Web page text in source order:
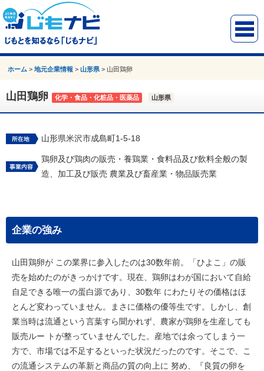
ホーム >地元企業情報 >山形県 > 山田鶏卵
山田鶏卵 化学・食品・化粧品・医薬品 山形県
山形県米沢市成島町1-5-18
鶏卵及び鶏肉の販売・養鶏業・食料品及び飲料全般の製
造、加工及び販売 農業及び畜産業・物品販売業
企業の強み
山田鶏卵が この業界に参入したのは30数年前。「ひよこ」の販
売を始めたのがきっかけです。現在、鶏卵はわが国において自給
自足できる唯一の蛋白源であり、30数年 にわたりその価格はほ
とんど変わっていません。まさに価格の優等生です。しかし、創
業当時は流通という言葉すら聞かれず、農家が鶏卵を生産しても
販売ルー トが整っていませんでした。産地では余ってしまう一
方で、市場では不足するといった状況だったのです。そこで、こ
の流通システムの革新と商品の質の向上に 努め、『良質の卵を